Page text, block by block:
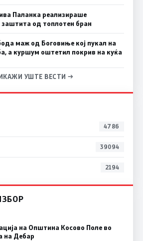
Паланка реализираше
заштита од топлотен бран
маж од Боговиње кој пукал на
а куршум оштетил покрив на куќа
УШТЕ ВЕСТИ →
4786
39094
2194
на Општина Косово Поле во
на Дебар